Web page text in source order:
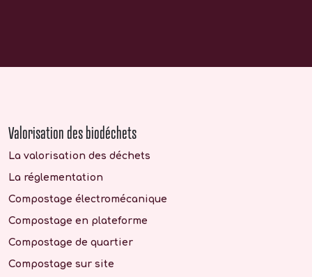
Valorisation des biodéchets
La valorisation des déchets
La réglementation
Compostage électromécanique
Compostage en plateforme
Compostage de quartier
Compostage sur site